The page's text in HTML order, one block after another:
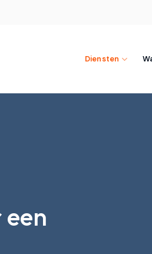
Diensten
een